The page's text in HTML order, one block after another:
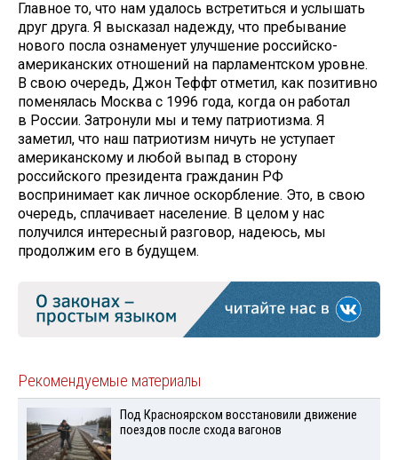
Главное то, что нам удалось встретиться и услышать
друг друга. Я высказал надежду, что пребывание
нового посла ознаменует улучшение российско-
американских отношений на парламентском уровне.
В свою очередь, Джон Теффт отметил, как позитивно
поменялась Москва с 1996 года, когда он работал
в России. Затронули мы и тему патриотизма. Я
заметил, что наш патриотизм ничуть не уступает
американскому и любой выпад в сторону
российского президента гражданин РФ
воспринимает как личное оскорбление. Это, в свою
очередь, сплачивает население. В целом у нас
получился интересный разговор, надеюсь, мы
продолжим его в будущем.
Рекомендуемые материалы
Под Красноярском восстановили движение
поездов после схода вагонов